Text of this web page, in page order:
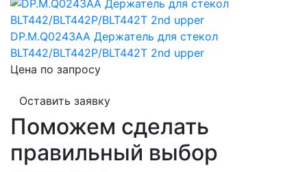
DP.M.Q0243AA Держатель для стекол
BLT442/BLT442P/BLT442T 2nd upper
Цена по запросу
Оставить заявку
Поможем сделать
правильный выбор